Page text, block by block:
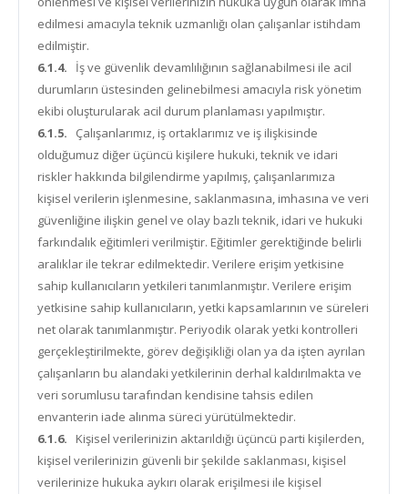
edilmesi amacıyla teknik uzmanlığı olan çalışanlar istihdam
edilmiştir.
6.1.4. İş ve güvenlik devamlılığının sağlanabilmesi ile acil
durumların üstesinden gelinebilmesi amacıyla risk yönetim
ekibi oluşturularak acil durum planlaması yapılmıştır.
6.1.5. Çalışanlarımız, iş ortaklarımız ve iş ilişkisinde
olduğumuz diğer üçüncü kişilere hukuki, teknik ve idari
riskler hakkında bilgilendirme yapılmış, çalışanlarımıza
kişisel verilerin işlenmesine, saklanmasına, imhasına ve veri
güvenliğine ilişkin genel ve olay bazlı teknik, idari ve hukuki
farkındalık eğitimleri verilmiştir. Eğitimler gerektiğinde belirli
aralıklar ile tekrar edilmektedir. Verilere erişim yetkisine
sahip kullanıcıların yetkileri tanımlanmıştır. Verilere erişim
yetkisine sahip kullanıcıların, yetki kapsamlarının ve süreleri
net olarak tanımlanmıştır. Periyodik olarak yetki kontrolleri
gerçekleştirilmekte, görev değişikliği olan ya da işten ayrılan
çalışanların bu alandaki yetkilerinin derhal kaldırılmakta ve
veri sorumlusu tarafından kendisine tahsis edilen
envanterin iade alınma süreci yürütülmektedir.
6.1.6. Kişisel verilerinizin aktarıldığı üçüncü parti kişilerden,
kişisel verilerinizin güvenli bir şekilde saklanması, kişisel
verilerinize hukuka aykırı olarak erişilmesi ile kişisel